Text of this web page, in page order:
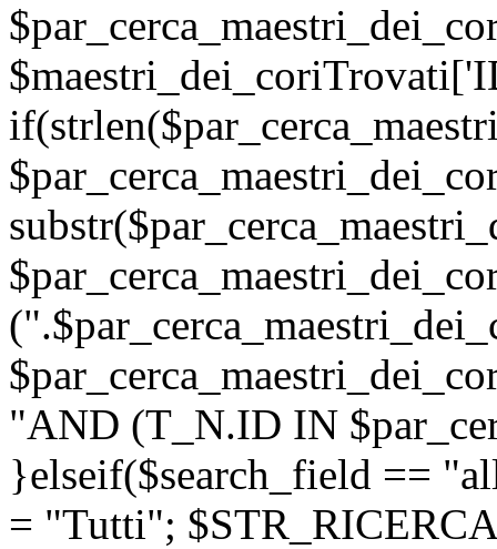
"AND (T_N.ID IN
}elseif($search_field ==
= "Tutti";